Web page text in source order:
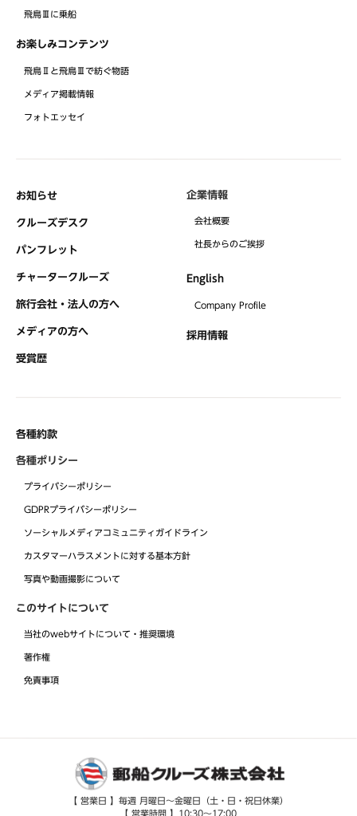
飛鳥Ⅲに乗船
お楽しみコンテンツ
飛鳥Ⅱと飛鳥Ⅲで紡ぐ物語
メディア掲載情報
フォトエッセイ
お知らせ
クルーズデスク
パンフレット
チャータークルーズ
旅行会社・法人の方へ
メディアの方へ
受賞歴
企業情報
会社概要
社⻑からのご挨拶
English
Company Profile
採用情報
各種約款
各種ポリシー
プライバシーポリシー
GDPRプライバシーポリシー
ソーシャルメディアコミュニティガイドライン
カスタマーハラスメントに対する基本方針
写真や動画撮影について
このサイトについて
当社のwebサイトについて・推奨環境
著作権
免責事項
【 営業日 】毎週 月曜日～金曜日（土・日・祝日休業）
【 営業時間 】10:30～17:00